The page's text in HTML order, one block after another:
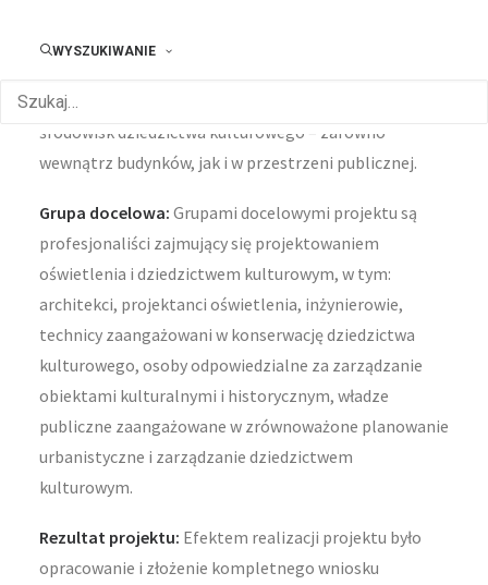
WYSZUKIWANIE
programu szkoleniowego dotyczącego projektowania i
estetycznych rozwiązań oświetleniowych dla
środowisk dziedzictwa kulturowego – zarówno
wewnątrz budynków, jak i w przestrzeni publicznej.
Grupa docelowa: Grupami docelowymi projektu są
profesjonaliści zajmujący się projektowaniem
oświetlenia i dziedzictwem kulturowym, w tym:
architekci, projektanci oświetlenia, inżynierowie,
technicy zaangażowani w konserwację dziedzictwa
kulturowego, osoby odpowiedzialne za zarządzanie
obiektami kulturalnymi i historycznym, władze
publiczne zaangażowane w zrównoważone planowanie
urbanistyczne i zarządzanie dziedzictwem
kulturowym.
Rezultat projektu: Efektem realizacji projektu było
opracowanie i złożenie kompletnego wniosku